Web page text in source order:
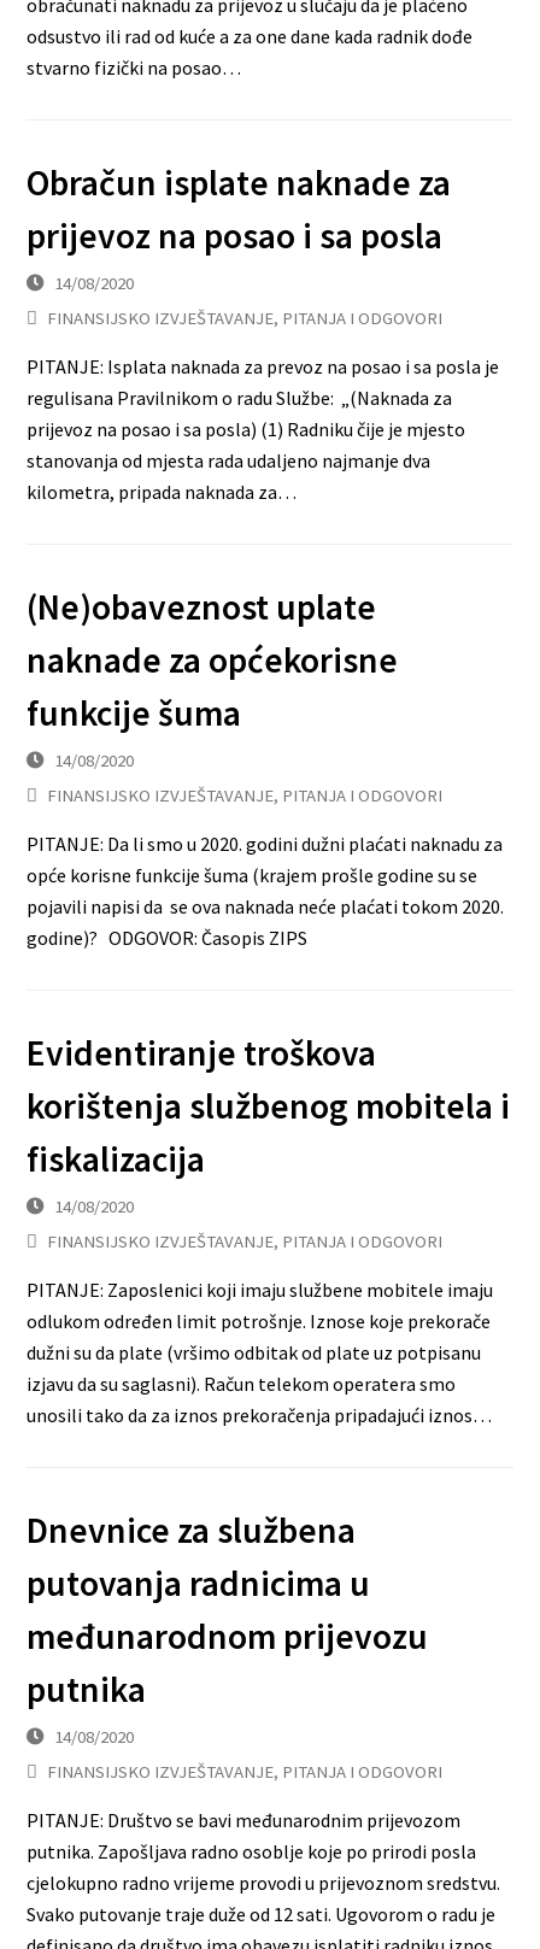
obračunati naknadu za prijevoz u slučaju da je plaćeno
odsustvo ili rad od kuće a za one dane kada radnik dođe
stvarno fizički na posao…
Obračun isplate naknade za
prijevoz na posao i sa posla
14/08/2020
FINANSIJSKO IZVJEŠTAVANJE, PITANJA I ODGOVORI
PITANJE: Isplata naknada za prevoz na posao i sa posla je
regulisana Pravilnikom o radu Službe: „(Naknada za
prijevoz na posao i sa posla) (1) Radniku čije je mjesto
stanovanja od mjesta rada udaljeno najmanje dva
kilometra, pripada naknada za…
(Ne)obaveznost uplate
naknade za općekorisne
funkcije šuma
14/08/2020
FINANSIJSKO IZVJEŠTAVANJE, PITANJA I ODGOVORI
PITANJE: Da li smo u 2020. godini dužni plaćati naknadu za
opće korisne funkcije šuma (krajem prošle godine su se
pojavili napisi da se ova naknada neće plaćati tokom 2020.
godine)? ODGOVOR: Časopis ZIPS
Evidentiranje troškova
korištenja službenog mobitela i
fiskalizacija
14/08/2020
FINANSIJSKO IZVJEŠTAVANJE, PITANJA I ODGOVORI
PITANJE: Zaposlenici koji imaju službene mobitele imaju
odlukom određen limit potrošnje. Iznose koje prekorače
dužni su da plate (vršimo odbitak od plate uz potpisanu
izjavu da su saglasni). Račun telekom operatera smo
unosili tako da za iznos prekoračenja pripadajući iznos…
Dnevnice za službena
putovanja radnicima u
međunarodnom prijevozu
putnika
14/08/2020
FINANSIJSKO IZVJEŠTAVANJE, PITANJA I ODGOVORI
PITANJE: Društvo se bavi međunarodnim prijevozom
putnika. Zapošljava radno osoblje koje po prirodi posla
cjelokupno radno vrijeme provodi u prijevoznom sredstvu.
Svako putovanje traje duže od 12 sati. Ugovorom o radu je